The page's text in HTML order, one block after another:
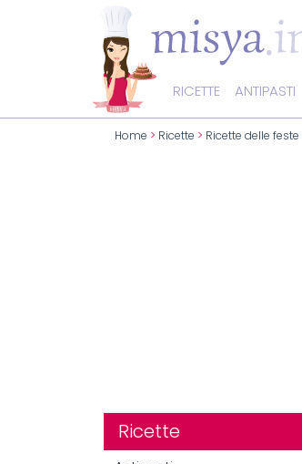
RICETTE ANTIPASTI
Home > Ricette > Ricette delle feste
Ricette